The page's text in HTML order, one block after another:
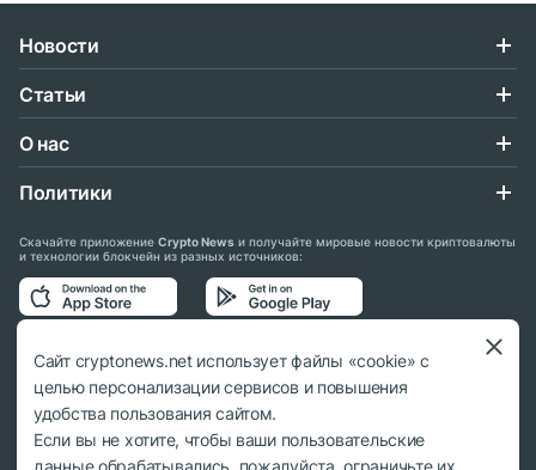
Новости
Статьи
О нас
Политики
Скачайте приложение Crypto News и получайте мировые новости криптовалюты
и технологии блокчейн из разных источников:
Подписывайтесь на нас в социальных сетях:
Сайт cryptonews.net использует файлы «cookie» с
целью персонализации сервисов и повышения
удобства пользования сайтом.
Если вы не хотите, чтобы ваши пользовательские
данные обрабатывались, пожалуйста, ограничьте их